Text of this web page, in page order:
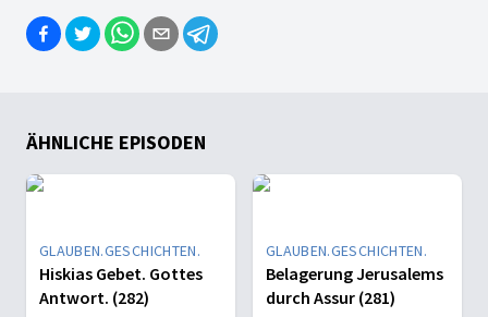
ÄHNLICHE EPISODEN
GLAUBEN.GESCHICHTEN.
Hiskias Gebet. Gottes
Antwort. (282)
GLAUBEN.GESCHICHTEN.
Belagerung Jerusalems
durch Assur (281)